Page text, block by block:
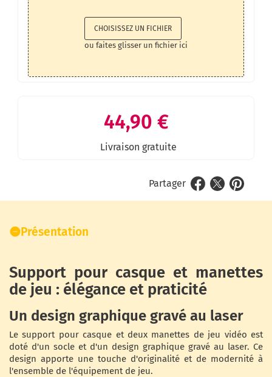
CHOISISSEZ UN FICHIER
ou faites glisser un fichier ici
44,90 €
Livraison gratuite
Partager
Présentation
Support pour casque et manettes
de jeu : élégance et praticité
Un design graphique gravé au laser
Le support pour casque et deux manettes de jeu vidéo est
doté d'un socle et d'un design graphique gravé au laser. Ce
design apporte une touche d'originalité et de modernité à
l'ensemble de l'équipement de jeu.